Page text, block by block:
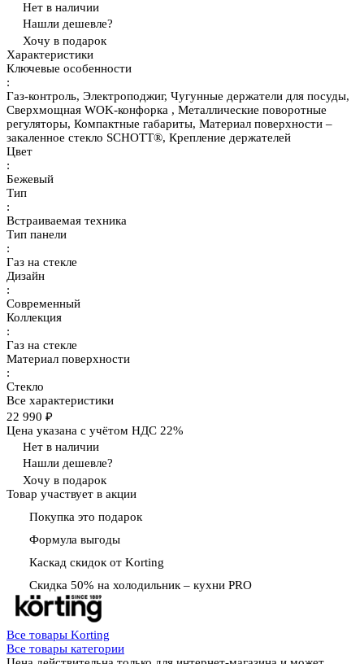
Нет в наличии
Нашли дешевле?
Хочу в подарок
Характеристики
Ключевые особенности
:
Газ-контроль, Электроподжиг, Чугунные держатели для посуды,
Сверхмощная WOK-конфорка , Металлические поворотные
регуляторы, Компактные габариты, Материал поверхности –
закаленное стекло SCHOTT®, Крепление держателей
Цвет
:
Бежевый
Тип
:
Встраиваемая техника
Тип панели
:
Газ на стекле
Дизайн
:
Современный
Коллекция
:
Газ на стекле
Материал поверхности
:
Стекло
Все характеристики
22 990 ₽
Цена указана с учётом НДС 22%
Нет в наличии
Нашли дешевле?
Хочу в подарок
Товар участвует в акции
Покупка это подарок
Формула выгоды
Каскад скидок от Korting
Скидка 50% на холодильник – кухни PRO
Все товары Korting
Все товары категории